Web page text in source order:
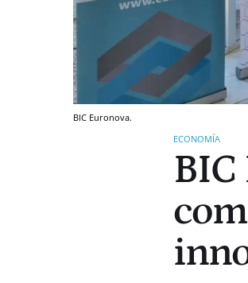
BIC Euronova.
ECONOMÍA
BIC